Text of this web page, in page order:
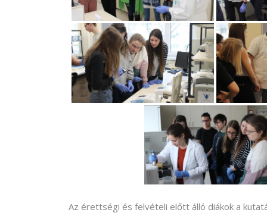
Az érettségi és felvételi előtt álló diákok a